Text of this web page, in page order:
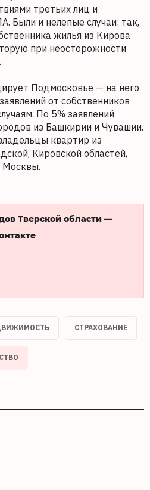
третьих лиц и
Были и нелепые случаи: так,
жилья из Кирова
при неосторожности
Подмосковье — на него
от собственников
По 5% заявлений
из Башкирии и Чувашии.
квартир из
Кировской областей,
Москвы.
Тверской области —
СТРАХОВАНИЕ